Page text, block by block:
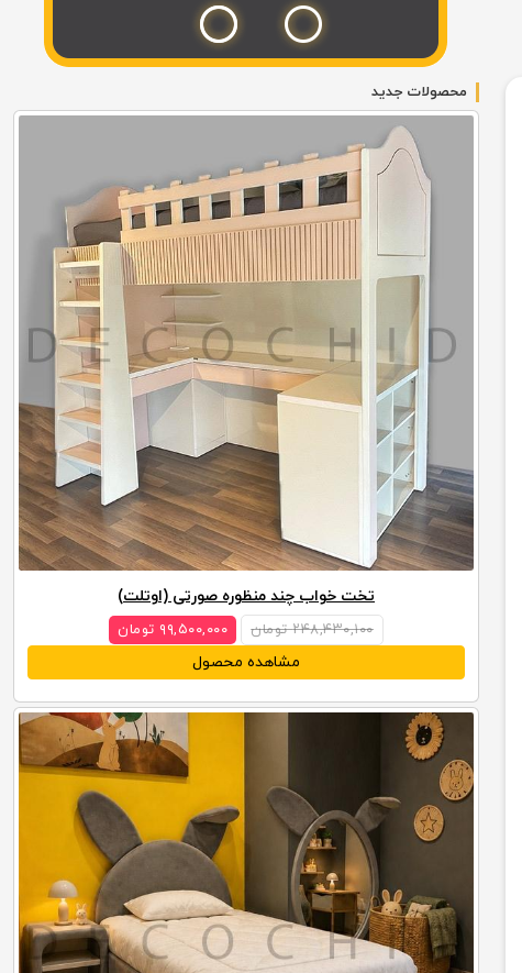
محصولات جدید
تخت خواب چند منظوره صورتی (اوتلت)
۲۴۸,۴۳۰,۱۰۰ تومان ۹۹,۵۰۰,۰۰۰ تومان
مشاهده محصول